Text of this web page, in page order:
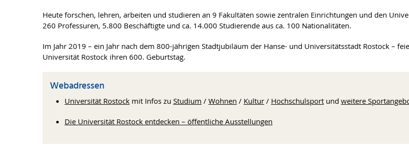
Heute forschen, lehren, arbeiten und studieren an 9 Fakultäten sowie zentralen Einrichtungen und den
260 Professuren, 5.800 Beschäftigte und ca. 14.000 Studierende aus ca. 100 Nationalitäten.
Im Jahr 2019 – ein Jahr nach dem 800-jährigen Stadtjubiläum der Hanse- und Universitätsstadt Rostock –
Universität Rostock ihren 600. Geburtstag.
Webadressen
Universität Rostock mit Infos zu Studium / Wohnen / Kultur / Hochschulsport und weitere
Die Universität Rostock entdecken – öffentliche Ausstellungen